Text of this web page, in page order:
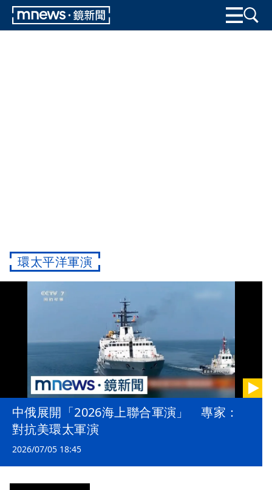
環太平洋軍演
中俄展開「2026海上聯合軍演」 專家：
對抗美環太軍演
2026/07/05 18:45